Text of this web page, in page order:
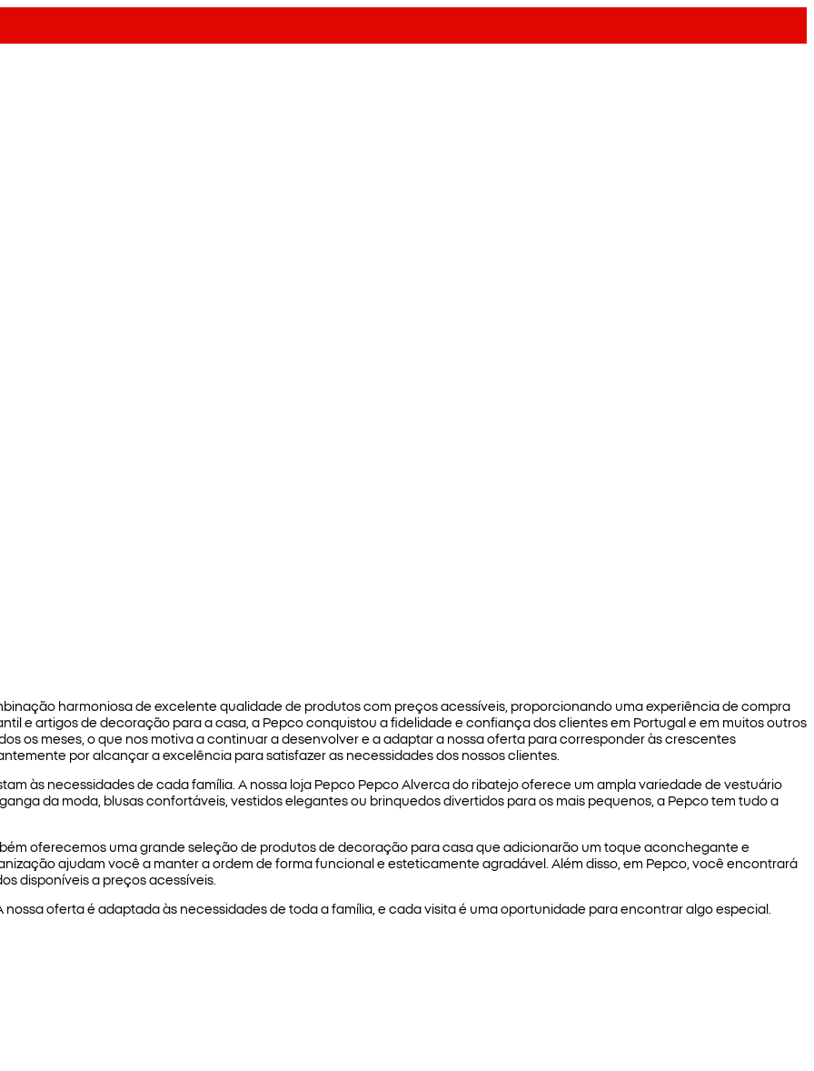
harmoniosa de excelente qualidade de produtos com preços acessíveis, proporcionando uma experiência de compra
e artigos de decoração para a casa, a Pepco conquistou a fidelidade e confiança dos clientes em Portugal e em muitos outros
os meses, o que nos motiva a continuar a desenvolver e a adaptar a nossa oferta para corresponder às crescentes
por alcançar a excelência para satisfazer as necessidades dos nossos clientes.
às necessidades de cada família. A nossa loja Pepco Pepco Alverca do ribatejo oferece um ampla variedade de vestuário
da moda, blusas confortáveis, vestidos elegantes ou brinquedos divertidos para os mais pequenos, a Pepco tem tudo a
oferecemos uma grande seleção de produtos de decoração para casa que adicionarão um toque aconchegante e
ajudam você a manter a ordem de forma funcional e esteticamente agradável. Além disso, em Pepco, você encontrará
disponíveis a preços acessíveis.
oferta é adaptada às necessidades de toda a família, e cada visita é uma oportunidade para encontrar algo especial.